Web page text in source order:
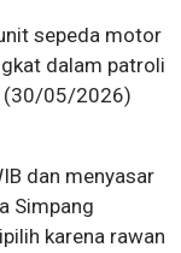
sepeda motor
dalam patroli
(30/05/2026)
dan menyasar
Simpang
karena rawan